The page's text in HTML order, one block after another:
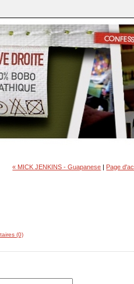
« MICK JENKINS - Guapanese | Page
(0)